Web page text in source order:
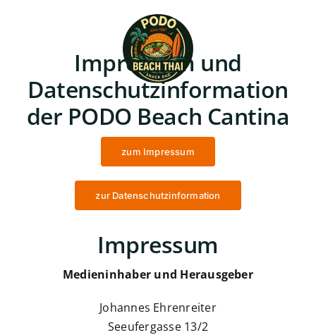
Impressum und
Datenschutzinformation
der PODO Beach Cantina
zum Impressum
zur Datenschutzinformation
Impressum
Medieninhaber und Herausgeber
Johannes Ehrenreiter
Seeufergasse 13/2